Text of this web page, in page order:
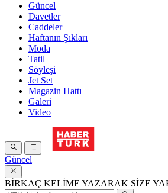
Güncel
Davetler
Caddeler
Haftanın Şıkları
Moda
Tatil
Söyleşi
Jet Set
Magazin Hattı
Galeri
Video
Güncel
BİRKAÇ KELİME YAZARAK SİZE